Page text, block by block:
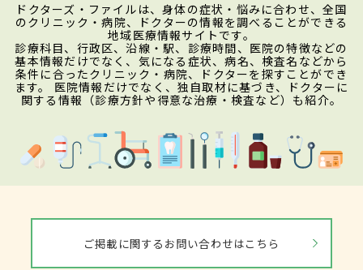
ドクターズ・ファイルは、身体の症状・悩みに合わせ、全国
のクリニック・病院、ドクターの情報を調べることができる
地域医療情報サイトです。
診療科目、行政区、沿線・駅、診療時間、医院の特徴などの
基本情報だけでなく、気になる症状、病名、検査名などから
条件に合ったクリニック・病院、ドクターを探すことができ
ます。 医院情報だけでなく、独自取材に基づき、ドクターに
関する情報（診療方針や得意な治療・検査など）も紹介。
ご掲載に関するお問い合わせはこちら